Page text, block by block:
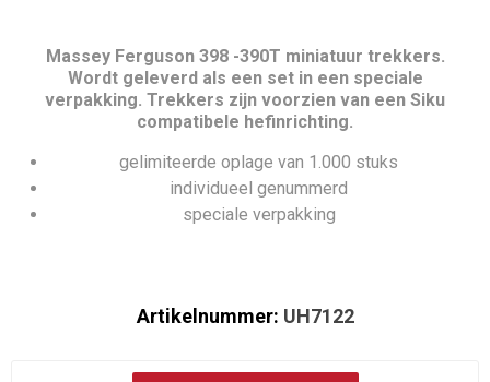
Massey Ferguson 398 -390T miniatuur trekkers.
Wordt geleverd als een set in een speciale
verpakking. Trekkers zijn voorzien van een Siku
compatibele hefinrichting.
gelimiteerde oplage van 1.000 stuks
individueel genummerd
speciale verpakking
Artikelnummer: UH7122